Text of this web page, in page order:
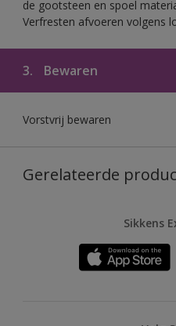
de gootsteen en spoel
Verfresten afvoeren volgens
3. Bewaren
Vorstvrij bewaren
Gerelateerde
Sikkens